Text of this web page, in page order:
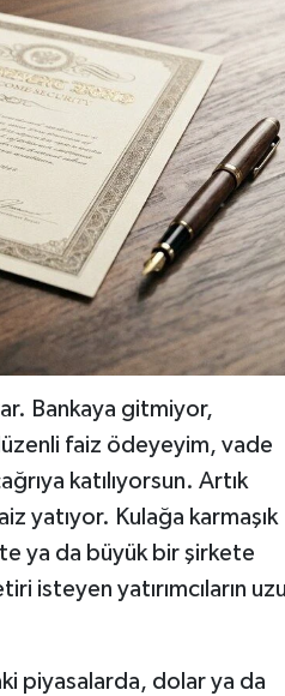
Bankaya gitmiyor,
faiz ödeyeyim, vade
katılıyorsun. Artık
yatıyor. Kulağa karmaşık
ya da büyük bir şirkete
isteyen yatırımcıların
piyasalarda, dolar ya da